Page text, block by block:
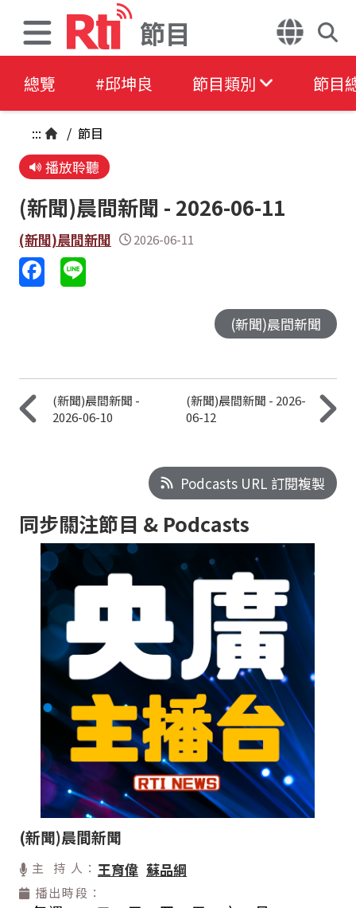
節目
總覽 #邱坤良 節目類別 節目
::: / 節目
播放聆聽
(新聞)晨間新聞 - 2026-06-11
(新聞)晨間新聞 2026-06-11
(新聞)晨間新聞
(新聞)晨間新聞 -
2026-06-10
(新聞)晨間新聞 - 2026-
06-12
Podcasts URL 訂閱複製
同步關注節目 & Podcasts
(新聞)晨間新聞
主 持 人： 王育偉 蘇品綱
播出時段：